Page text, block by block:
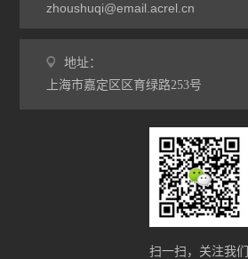
zhoushuqi@email.acrel.cn
地址：
上海市嘉定区区育绿路253号
扫一扫，关注我们